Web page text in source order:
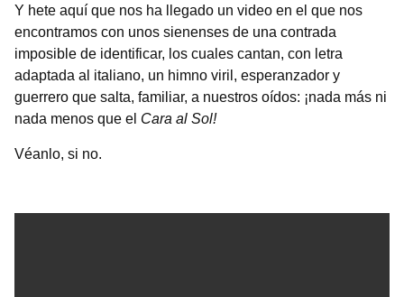
Y hete aquí que nos ha llegado un video en el que nos
encontramos con unos sienenses de una contrada
imposible de identificar, los cuales cantan, con letra
adaptada al italiano, un himno viril, esperanzador y
guerrero que salta, familiar, a nuestros oídos: ¡nada más ni
nada menos que el Cara al Sol!
Véanlo, si no.